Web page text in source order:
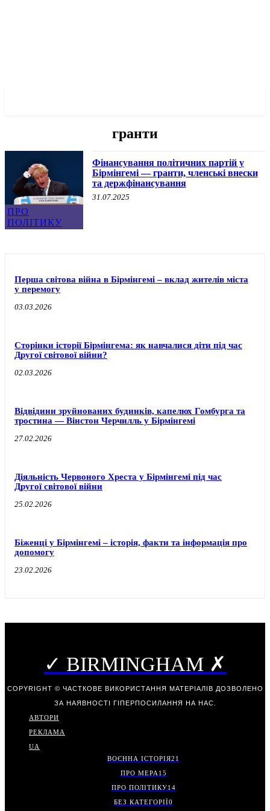
гранти
ПРО
ПОЛІТИКУ
Фінансування політичних партій у
Бірмінгемі — гранти, членські внески
та держфінансування
31.07.2025
Перша світова війна в Бірмінгемі – вклад жителів міста
у перемогу
03.03.2026
Сторінки історії Бірмінгема: як навчалися діти під час
Другої світової війни?
02.03.2026
Відвідини зруйнованих будинків, капелюх Гомбурга та
тростина — Вінстон Черчилль у Бірмінгемі
27.02.2026
Діяльність Червоного Хреста у Бірмінгемі під час
Другої світової війни
25.02.2026
Біженці у Бірмінгемі – історія, факти та інформація про
допомогу
23.02.2026
✓ BIRMINGHAM ✗
COPYRIGHT © ЧАСТКОВЕ ВИКОРИСТАННЯ МАТЕРІАЛІВ ДОЗВОЛЕНО
ЗА НАЯВНОСТІ ГІПЕРПОСИЛАННЯ НА НАС.
АВТОРИ
РЕКЛАМА
UA
ВОЄННА ІСТОРІЯ21
ПРО МЕРА 15
ПРО ПОЛІТИКУ14
БЕЗ КАТЕГОРІЇ0